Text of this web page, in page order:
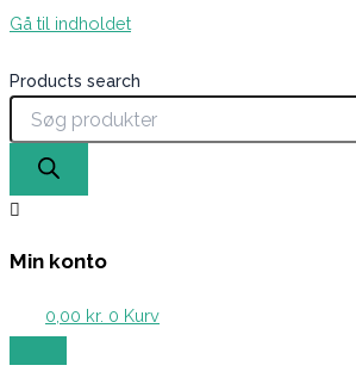
Gå til indholdet
Products search
Min konto
0,00 kr. 0 Kurv